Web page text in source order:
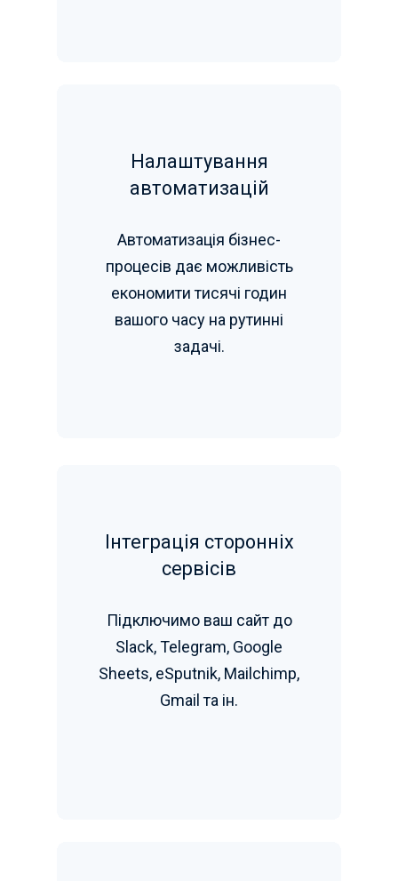
Налаштування
автоматизацій
Автоматизація бізнес-
процесів дає можливість
економити тисячі годин
вашого часу на рутинні
задачі.
Інтеграція сторонніх
сервісів
Підключимо ваш сайт до
Slack, Telegram, Google
Sheets, eSputnik, Mailchimp,
Gmail та ін.